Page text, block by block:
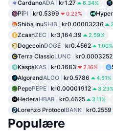
CardanoADA kr1.27 6.34%
PiPI kr0.5399 0.22%
Shiba InuSHIB kr0.00003236
ZcashZEC kr3,164.39 2.59%
DogecoinDOGE kr0.4562 1.00%
Terra ClassicLUNC kr0.0003252
KaspaKAS kr0.1683 2.16%
AlgorandALGO kr0.5786 4.51%
PepePEPE kr0.00001912
HederaHBAR kr0.4625 3.11%
Lorenzo ProtocolBANK kr0.2559
Populære